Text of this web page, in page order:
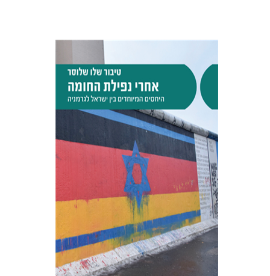
טיבור שלו שלוסר
הנחת אתר ספר מודפס
$42
$38